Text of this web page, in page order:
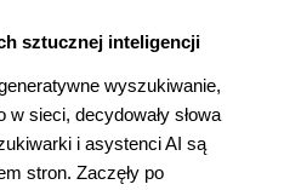
sztucznej inteligencji
wyszukiwanie,
sieci, decydowały słowa
i asystenci AI są
stron. Zaczęły po